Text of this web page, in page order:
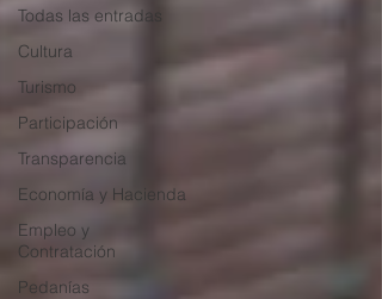
Todas las entradas
Cultura
Turismo
Participación
Transparencia
Economía y Hacienda
Empleo y
Contratación
Pedanías